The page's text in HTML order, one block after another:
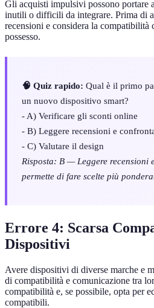
Gli acquisti impulsivi possono portare
inutili o difficili da integrare. Prima di
recensioni e considera la
possesso.
🧠 Quiz rapido: Qual è il primo
un nuovo dispositivo smart?
- A) Verificare gli sconti online
- B) Leggere recensioni e
- C) Valutare il design
Risposta: B — Leggere recensioni
permette di fare scelte più
Errore 4: Scarsa
Dispositivi
Avere dispositivi di diverse marche e
di compatibilità e comunicazione tra
compatibilità e, se possibile, opta per
compatibili.